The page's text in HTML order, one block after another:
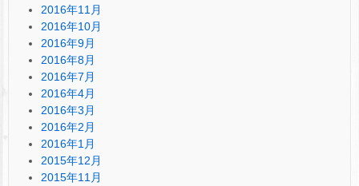
2016年11月
2016年10月
2016年9月
2016年8月
2016年7月
2016年4月
2016年3月
2016年2月
2016年1月
2015年12月
2015年11月